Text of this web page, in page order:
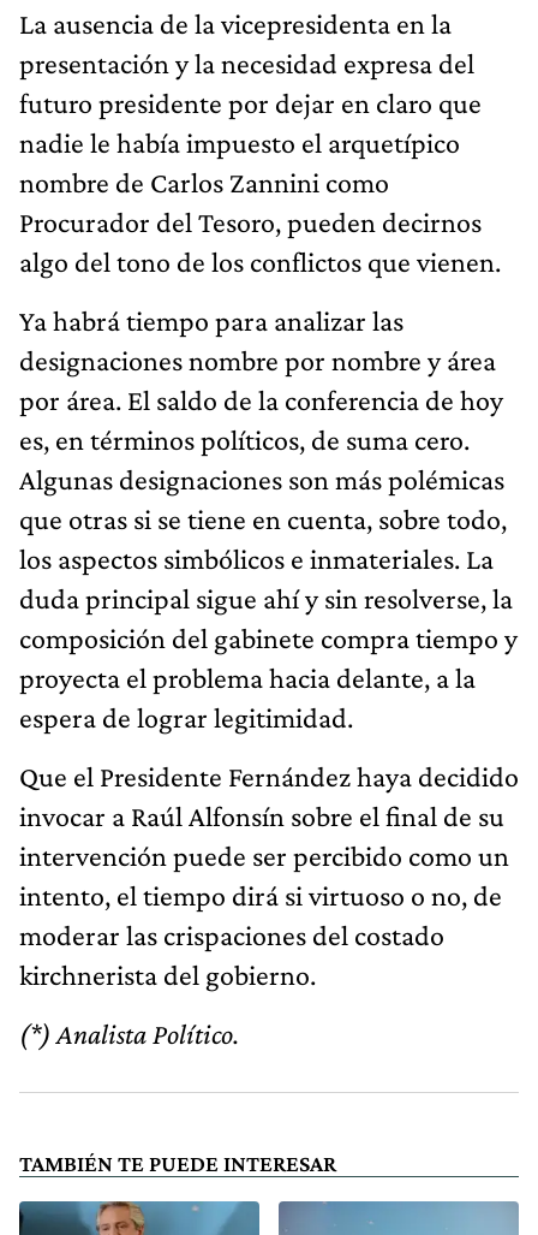
La ausencia de la vicepresidenta en la
presentación y la necesidad expresa del
futuro presidente por dejar en claro que
nadie le había impuesto el arquetípico
nombre de Carlos Zannini como
Procurador del Tesoro, pueden decirnos
algo del tono de los conflictos que vienen.
Ya habrá tiempo para analizar las
designaciones nombre por nombre y área
por área. El saldo de la conferencia de hoy
es, en términos políticos, de suma cero.
Algunas designaciones son más polémicas
que otras si se tiene en cuenta, sobre todo,
los aspectos simbólicos e inmateriales. La
duda principal sigue ahí y sin resolverse, la
composición del gabinete compra tiempo y
proyecta el problema hacia delante, a la
espera de lograr legitimidad.
Que el Presidente Fernández haya decidido
invocar a Raúl Alfonsín sobre el final de su
intervención puede ser percibido como un
intento, el tiempo dirá si virtuoso o no, de
moderar las crispaciones del costado
kirchnerista del gobierno.
(*) Analista Político.
TAMBIÉN TE PUEDE INTERESAR